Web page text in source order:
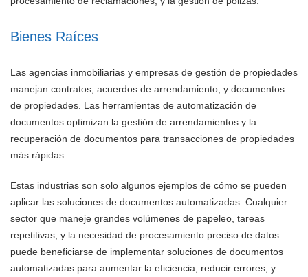
Bienes Raíces
Las agencias inmobiliarias y empresas de gestión de propiedades
manejan contratos, acuerdos de arrendamiento, y documentos
de propiedades. Las herramientas de automatización de
documentos optimizan la gestión de arrendamientos y la
recuperación de documentos para transacciones de propiedades
más rápidas.
Estas industrias son solo algunos ejemplos de cómo se pueden
aplicar las soluciones de documentos automatizadas. Cualquier
sector que maneje grandes volúmenes de papeleo, tareas
repetitivas, y la necesidad de procesamiento preciso de datos
puede beneficiarse de implementar soluciones de documentos
automatizadas para aumentar la eficiencia, reducir errores, y